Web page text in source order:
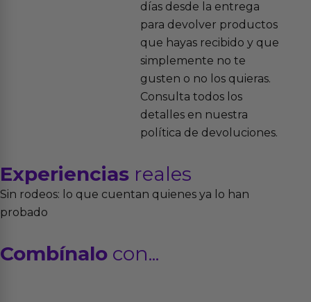
días desde la entrega
para devolver productos
que hayas recibido y que
simplemente no te
gusten o no los quieras.
Consulta todos los
detalles en nuestra
política de devoluciones.
Experiencias reales
Sin rodeos: lo que cuentan quienes ya lo han
probado
Combínalo con...